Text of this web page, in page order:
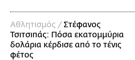
Αθλητισμός /Στέφανος
Τσιτσιπάς: Πόσα εκατομμύρια
δολάρια κέρδισε από τo τένις
φέτος